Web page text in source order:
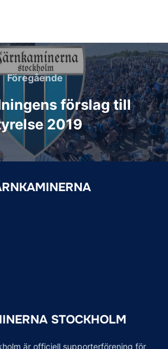
Föregående
Föregående
förslag till
2019
STOCKHOLM
är officiell supporterförening för